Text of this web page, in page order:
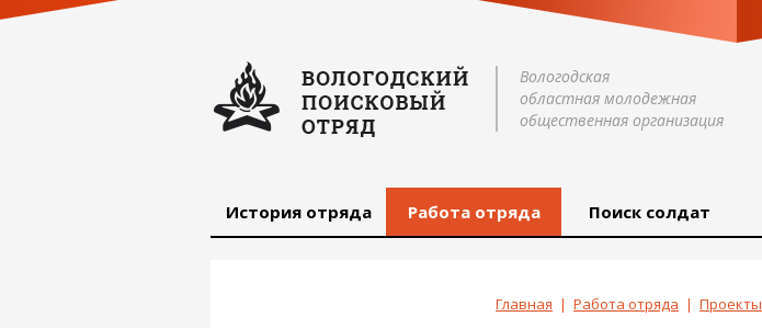
Вологодская
областная молодежная
общественная организация
История отряда Работа отряда Поиск солдат
Главная | Работа отряда | Проекты